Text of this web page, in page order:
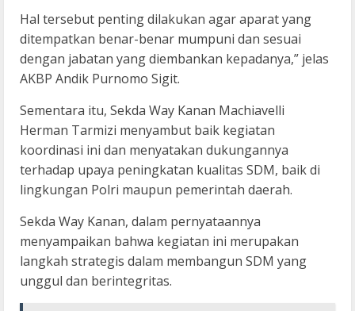
Hal tersebut penting dilakukan agar aparat yang
ditempatkan benar-benar mumpuni dan sesuai
dengan jabatan yang diembankan kepadanya,” jelas
AKBP Andik Purnomo Sigit.
Sementara itu, Sekda Way Kanan Machiavelli
Herman Tarmizi menyambut baik kegiatan
koordinasi ini dan menyatakan dukungannya
terhadap upaya peningkatan kualitas SDM, baik di
lingkungan Polri maupun pemerintah daerah.
Sekda Way Kanan, dalam pernyataannya
menyampaikan bahwa kegiatan ini merupakan
langkah strategis dalam membangun SDM yang
unggul dan berintegritas.